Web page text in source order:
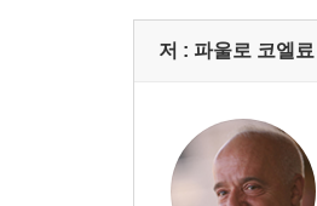
저 : 파울로 코엘료